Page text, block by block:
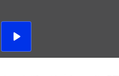
播